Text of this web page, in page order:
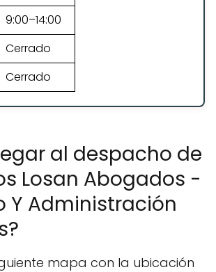
9:00–14:00
Cerrado
Cerrado
al despacho de
Losan Abogados -
Y Administración
mapa con la ubicación